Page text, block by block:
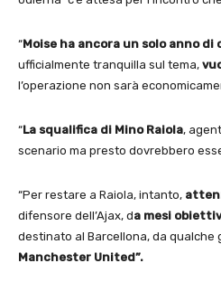
“Moise ha ancora un solo anno
ufficialmente tranquilla sul tema,
l’operazione non sarà
“La squalifica di Mino Raiola,
scenario ma presto dovrebbero
“Per restare a Raiola, intanto,
difensore dell’Ajax, da mesi
destinato al Barcellona, da qualche
Manchester United”.